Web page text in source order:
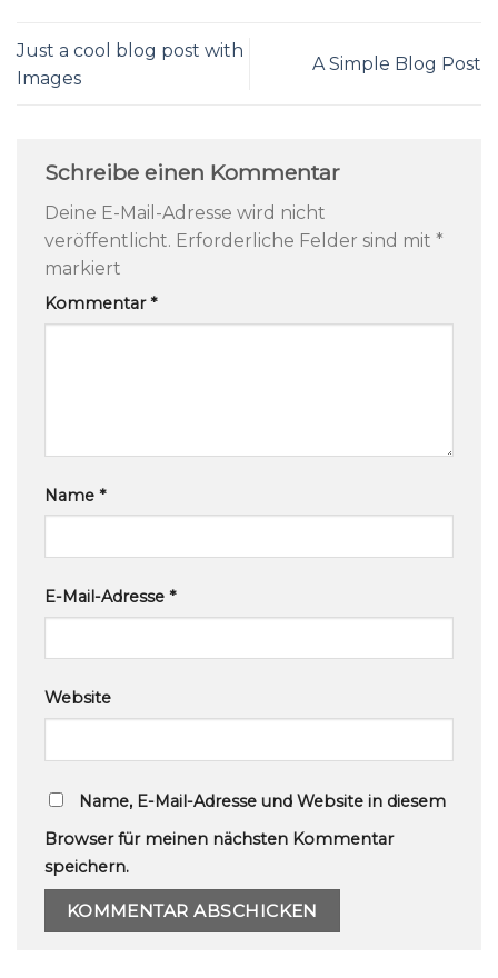
Just a cool blog post with
Images
A Simple Blog Post
Schreibe einen Kommentar
Deine E-Mail-Adresse wird nicht
veröffentlicht. Erforderliche Felder sind mit *
markiert
Kommentar*
Name *
E-Mail-Adresse *
Website
Name, E-Mail-Adresse und Website in diesem
Browser für meinen nächsten Kommentar
speichern.